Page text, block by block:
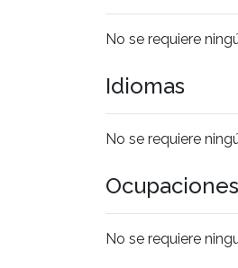
No se requiere
Idiomas
No se requiere
Ocupaciones
No se requiere